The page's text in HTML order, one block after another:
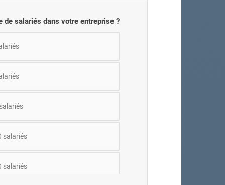
de salariés dans votre entreprise ?
salariés
salariés